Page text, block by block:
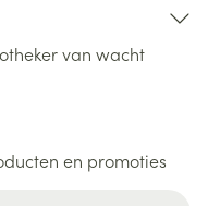
van wacht
en promoties